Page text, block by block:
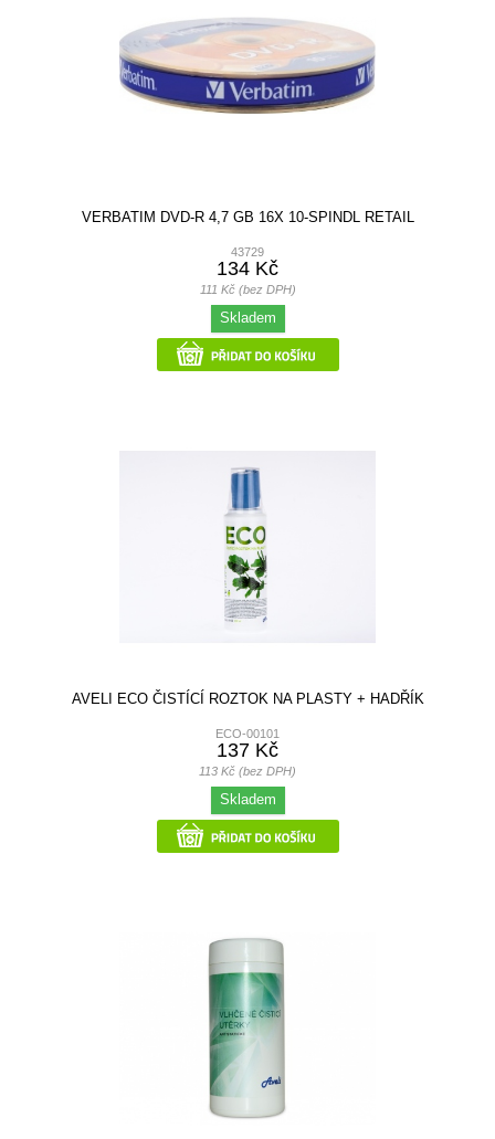
VERBATIM DVD-R 4,7 GB 16X 10-SPINDL RETAIL
43729
134 Kč
111 Kč (bez DPH)
Skladem
AVELI ECO ČISTÍCÍ ROZTOK NA PLASTY + HADŘÍK
ECO-00101
137 Kč
113 Kč (bez DPH)
Skladem